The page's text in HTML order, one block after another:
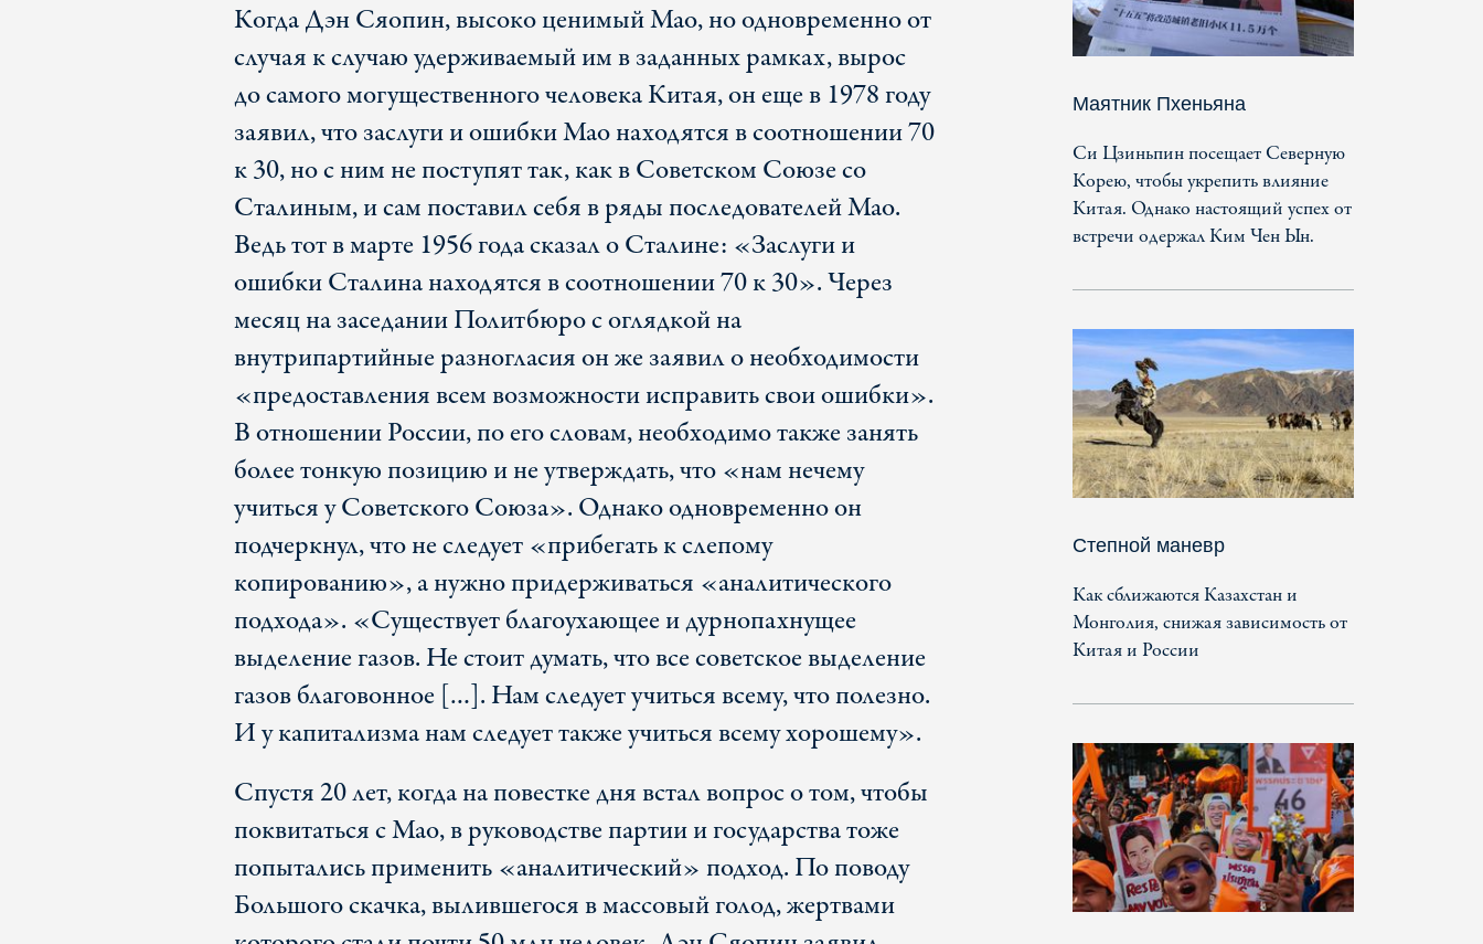
Когда Дэн Сяопин, высоко ценимый Мао, но одновременно от
случая к случаю удерживаемый им в заданных рамках, вырос
до самого могущественного человека Китая, он еще в 1978 году
заявил, что заслуги и ошибки Мао находятся в соотношении 70
к 30, но с ним не поступят так, как в Советском Союзе со
Сталиным, и сам поставил себя в ряды последователей Мао.
Ведь тот в марте 1956 года сказал о Сталине: «Заслуги и
ошибки Сталина находятся в соотношении 70 к 30». Через
месяц на заседании Политбюро с оглядкой на
внутрипартийные разногласия он же заявил о необходимости
«предоставления всем возможности исправить свои ошибки».
В отношении России, по его словам, необходимо также занять
более тонкую позицию и не утверждать, что «нам нечему
учиться у Советского Союза». Однако одновременно он
подчеркнул, что не следует «прибегать к слепому
копированию», а нужно придерживаться «аналитического
подхода». «Существует благоухающее и дурнопахнущее
выделение газов. Не стоит думать, что все советское выделение
газов благовонное […]. Нам следует учиться всему, что полезно.
И у капитализма нам следует также учиться всему хорошему».
Спустя 20 лет, когда на повестке дня встал вопрос о том, чтобы
поквитаться с Мао, в руководстве партии и государства тоже
попытались применить «аналитический» подход. По поводу
Большого скачка, вылившегося в массовый голод, жертвами
Маятник Пхеньяна
Си Цзиньпин посещает Северную
Корею, чтобы укрепить влияние
Китая. Однако настоящий успех от
встречи одержал Ким Чен Ын.
Степной маневр
Как сближаются Казахстан и
Монголия, снижая зависимость от
Китая и России